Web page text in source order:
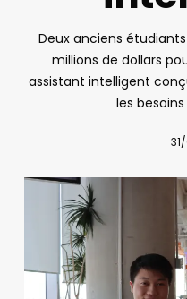
Deux anciens
millions de dollars
assistant intelligent
les